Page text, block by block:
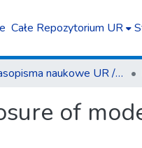
Całe Repozytorium UR
Czasopisma naukowe UR / Scientific Journals
of